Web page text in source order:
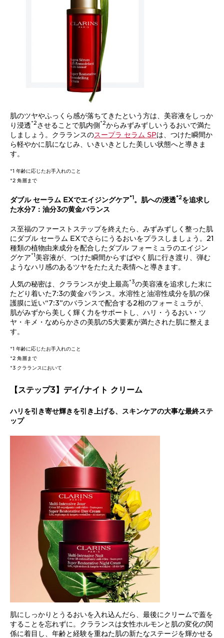
肌のツヤやふっくら感が落ちてきたという方は、美容液をしっか
り浸透*2させることで肌内側*2からみずみずしいうるおいで満た
しましょう。クラランスのスープラ セラム SPは、つけた瞬間か
ら軽やかに肌になじみ、いきいきとした美しい状態へと導きま
す。
*1 年齢に応じたお手入れのこと
*2 角層まで
ダブル セーラム EXでエイジングケア*1 。肌への浸透*2を追求し
た水分7：油分3の黄金バランス
ス至福のファーストステップを終えたら、みずみずしく整った肌
にダブル セーラム EXでさらにうるおいをプラスしましょう。21
種類の植物由来成分を配合したダブル フォーミュラのエイジン
グケア*1美容液が、つけた瞬間からすばやく肌に行き渡り、弾む
ようなハリ感のあるツヤをたたえた表情へと導きます。
人気の秘密は、クラランスが史上最高*3の美容液を追求した末に
たどり着いた7:3の黄金バランス。水溶性と油溶性成分を肌の保
護膜に近い“7:3”のバランスで配合する2相のフォーミュラが、
肌がみずから美しく輝く力をサポートし、ハリ・うるおい・ツ
ヤ・キメ・なめらかさの美肌の5大要素が満たされた肌に整えま
す。
*1 年齢に応じたお手入れのこと
*2 角層まで
*3 クラランスにおいて
【ステップ3】デイ/ナイト クリーム
ハリを引き寄せ輝きを引き上げる、スキンケアの大事な最終ステ
ップ
肌にしっかりとうるおいを入れ込んだら、最後にクリームで蓋を
することを忘れずに。クラランスは女性ホルモンと肌の変化の関
係に着目し、年齢と経験を重ねた肌の新たなステージを輝かせる